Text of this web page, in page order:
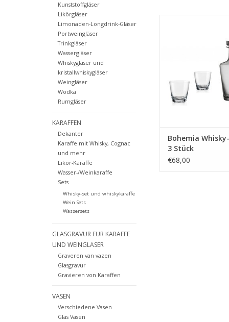
Kunststoffgläser
Likörgläser
Limonaden-Longdrink-Gläser
Portweingläser
Trinkgläser
Wassergläser
Whiskygläser und
kristallwhiskygläser
Weingläser
Wodka
Rumgläser
KARAFFEN
Dekanter
Karaffe mit Whisky, Cognac
und mehr
Likör-Karaffe
Wasser-/Weinkaraffe
Sets
Whisky-set und whiskykaraffe
Wein Sets
Wassersets
GLASGRAVUR FUR KARAFFE
UND WEINGLASER
Graveren van vazen
Glasgravur
Gravieren von Karaffen
VASEN
Verschiedene Vasen
Glas Vasen
+ 2 Whiskygläser
MEHR INFO
Bohemia
3 Stück
€68,00